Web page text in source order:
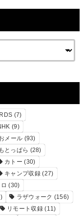
(7)
(9)
メール (93)
とっぱら (28)
カトー (30)
キャンプ収録(27)
(30)
ラザウォーク (156)
リモート収録(11)